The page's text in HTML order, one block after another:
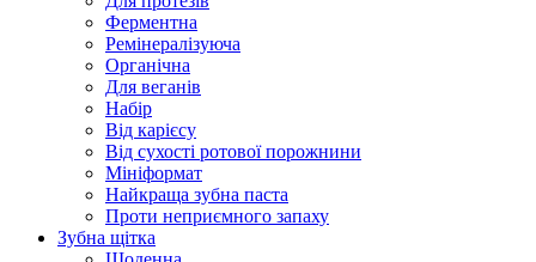
Ферментна
Ремінералізуюча
Органічна
Для веганів
Набір
Від карієсу
Від сухості ротової порожнини
Мініформат
Найкраща зубна паста
Проти неприємного запаху
Зубна щітка